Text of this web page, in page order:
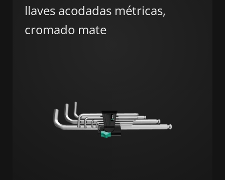
llaves acodadas métricas,
cromado mate